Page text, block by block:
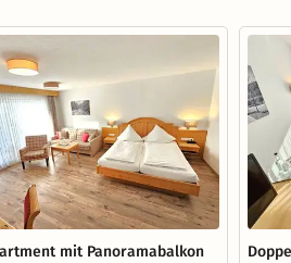
mit Panoramabalkon